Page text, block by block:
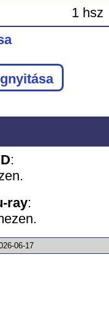
1 hsz
:
ray:
06-17